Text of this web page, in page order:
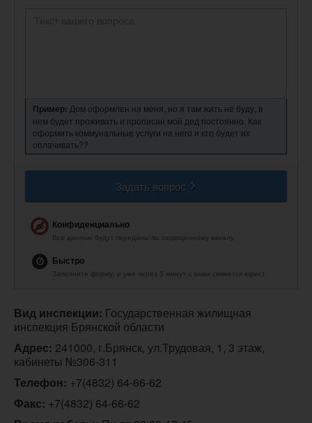
Пример: Дом оформлен на меня, но я там жить не буду, в
нем будет проживать и прописан мой дед постоянно. Как
оформить коммунальные услуги на него и кто будет их
оплачивать??
Задать вопрос
Конфиденциально
Все данные будут переданы по защищенному каналу.
Быстро
Заполните форму, и уже через 5 минут с вами свяжется юрист.
Вид инспекции: Государственная жилищная
инспекция Брянской области
Адрес: 241000, г.Брянск, ул.Трудовая, 1, 3 этаж,
кабинеты №306-311
Телефон: +7(4832) 64-66-62
Факс: +7(4832) 64-66-62